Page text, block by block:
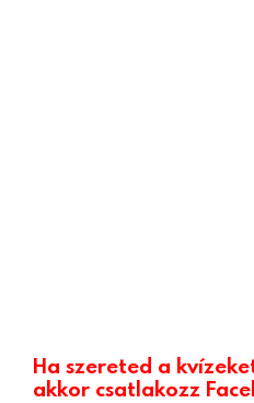
Ha szereted a
akkor csatlakozz